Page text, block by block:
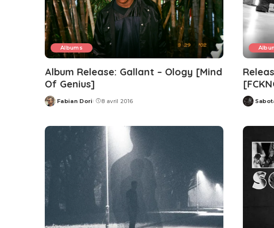
Albums
Album Release: Gallant – Ology [Mind
Of Genius]
Posted
Fabian Dori 8 avril 2016
Posted